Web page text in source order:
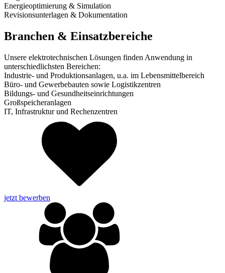
Energieoptimierung & Simulation
Revisionsunterlagen & Dokumentation
Branchen & Einsatzbereiche
Unsere elektrotechnischen Lösungen finden Anwendung in
unterschiedlichsten Bereichen:
Industrie- und Produktionsanlagen, u.a. im Lebensmittelbereich
Büro- und Gewerbebauten sowie Logistikzentren
Bildungs- und Gesundheitseinrichtungen
Großspeicheranlagen
IT, Infrastruktur und Rechenzentren
jetzt bewerben